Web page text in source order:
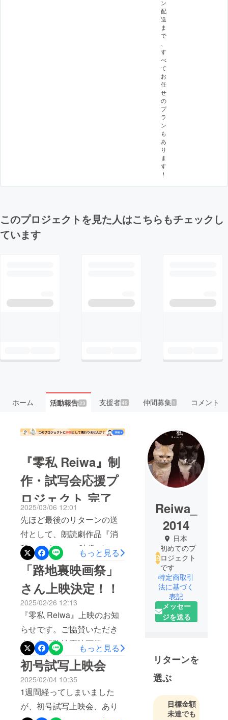
ン
配
送
ま
で
す
べ
て
お
任
せ
の
プ
ラ
ン
も
あ
り
ま
す
！
このプロジェクトを見た人はこちらもチェックし
ています
ホーム 活動報告23 支援者49 仲間募集 1 コメント
『零私 Reiwa』制
作・試写会応援プ
ロジェクト 完了
2025/03/06 12:01
先ほど最後のリターンの送
付として、朗読劇作品『消
我 ショウワ』の映像データ
（クラファンリターンver.）
をお送りしました。以上を
持ちまして、今回のプロ
ジェクトの全てのリターン
の送付が完了しました。1年
に渡り一緒に作品をつくっ
てくださり、誠にありがと
うございました。改めまし
て、支援者の皆さま、そし
て試写会にいらしてくだ
さった方々、ご協賛いただ
もっと見る
「路地裏映画祭」
さん上映決定！！
2025/02/26 12:13
『零私 Reiwa』上映のお知
らせです。ご協賛いただき
ました「路地裏映画祭」で
の上映が決まりました！！
日にちは直近になってしま
い恐縮ですが3/8（土）埼玉
県の路地裏ガレージマー
ケット2階にて行われます。
もっと見る
初号試写上映会
2025/02/04 10:35
1週間経ってしまいました
が、初号試写上映会、あり
Reiwa_
2014
日本
初めてのプ
ロジェクト
です
特定商取引
法に基づく
表記
メッセー
ジを送る
リターンを
選ぶ
目標金額
未達でも